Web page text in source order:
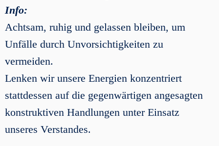
Info:
Achtsam, ruhig und gelassen bleiben, um
Unfälle durch Unvorsichtigkeiten zu
vermeiden.
Lenken wir unsere Energien konzentriert
stattdessen auf die gegenwärtigen angesagten
konstruktiven Handlungen unter Einsatz
unseres Verstandes.